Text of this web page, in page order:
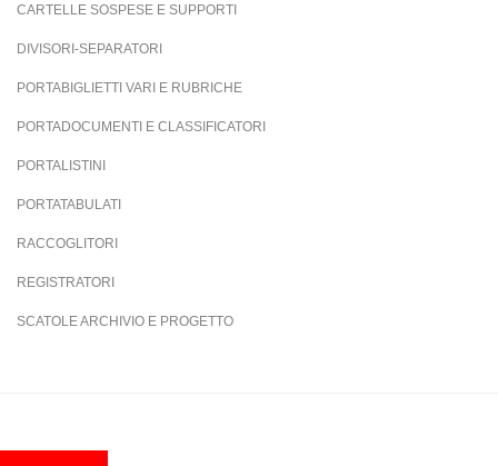
CARTELLE SOSPESE E SUPPORTI
DIVISORI-SEPARATORI
PORTABIGLIETTI VARI E RUBRICHE
PORTADOCUMENTI E CLASSIFICATORI
PORTALISTINI
PORTATABULATI
RACCOGLITORI
REGISTRATORI
SCATOLE ARCHIVIO E PROGETTO